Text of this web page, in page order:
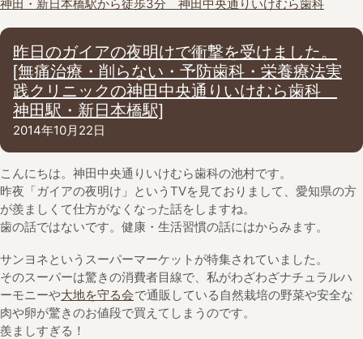
神田・新日本橋駅から徒歩3分 神田中央通りいけむら歯科
昨日のガイアの夜明けで衝撃を受けました。
[無痛治療・削らない・予防歯科・栄養療法実
践クリニックの神田中央通りいけむら歯科
神田駅・新日本橋駅]
2014年10月22日
こんにちは。神田中央通りいけむら歯科の池村です。
昨夜「ガイアの夜明け」というTVを見ておりまして、愛知県の方
が羨ましくて仕方がなくなった話をしますね。
歯の話ではないです。健康・生活習慣の話にはからみます。
サンヨネというスーパーマーケットが特集されていました。
そのスーパーは驚きの消費者目線で、私がわざわざナチュラルハ
ーモニーや大地を守る会で通販している自然栽培の野菜や安全な
肉や卵が驚きのお値段で買えてしまうのです。
羨ましすぎる！